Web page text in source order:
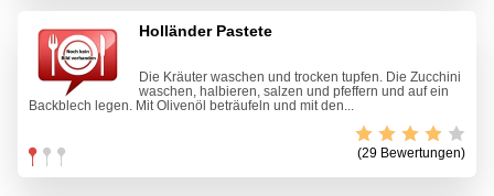
Holländer Pastete
Die Kräuter waschen und trocken tupfen. Die Zucchini
waschen, halbieren, salzen und pfeffern und auf ein
Backblech legen. Mit Olivenöl beträufeln und mit den...
(29 Bewertungen)